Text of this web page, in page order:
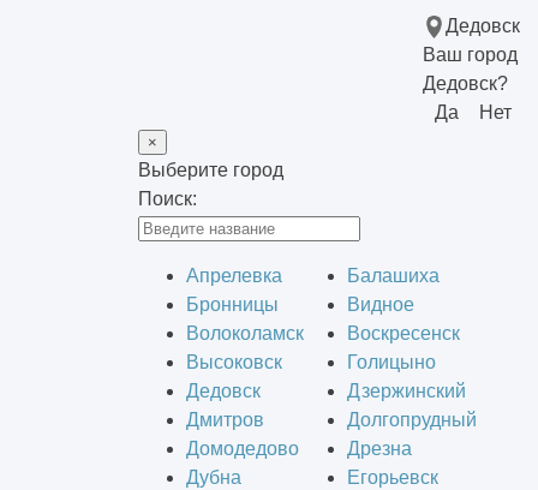
Дедовск
Ваш город
Дедовск?
Да
Нет
×
Выберите город
Поиск:
Апрелевка
Балашиха
Бронницы
Видное
Волоколамск
Воскресенск
Высоковск
Голицыно
Дедовск
Дзержинский
Дмитров
Долгопрудный
Домодедово
Дрезна
Дубна
Егорьевск